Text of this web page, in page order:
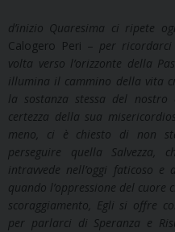
d’inizio Quaresima ci ripete
Calogero Peri – per
volta verso l’orizzonte della
illumina il cammino della vita
la sostanza stessa del nostro
certezza della sua
meno, ci è chiesto di non
perseguire quella Salvezza,
intravvede nell’oggi faticoso
quando l’oppressione del
scoraggiamento, Egli si offre
per parlarci di Speranza e